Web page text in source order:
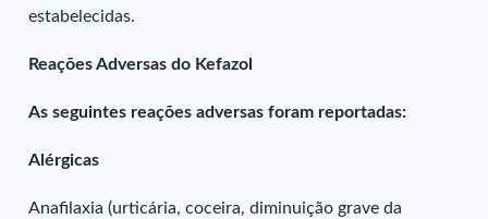
estabelecidas.
Reações Adversas do Kefazol
As seguintes reações adversas foram reportadas:
Alérgicas
Anafilaxia (urticária, coceira, diminuição grave da